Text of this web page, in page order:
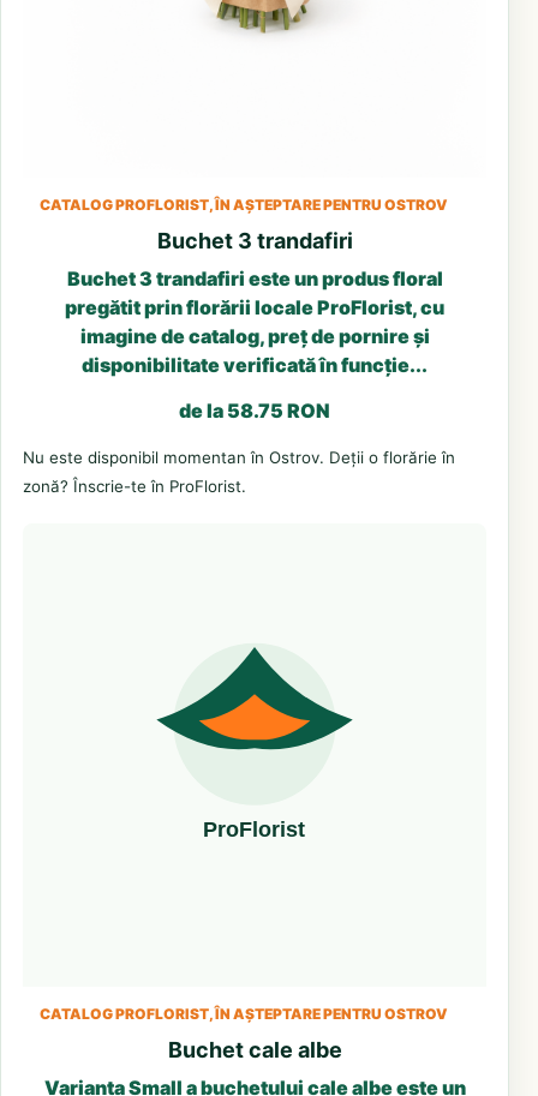
CATALOG PROFLORIST, ÎN AȘTEPTARE PENTRU OSTROV
Buchet 3 trandafiri
Buchet 3 trandafiri este un produs floral
pregătit prin florării locale ProFlorist, cu
imagine de catalog, preț de pornire și
disponibilitate verificată în funcție...
de la 58.75 RON
Nu este disponibil momentan în Ostrov. Deții o florărie în
zonă? Înscrie-te în ProFlorist.
CATALOG PROFLORIST, ÎN AȘTEPTARE PENTRU OSTROV
Buchet cale albe
Varianta Small a buchetului cale albe este un